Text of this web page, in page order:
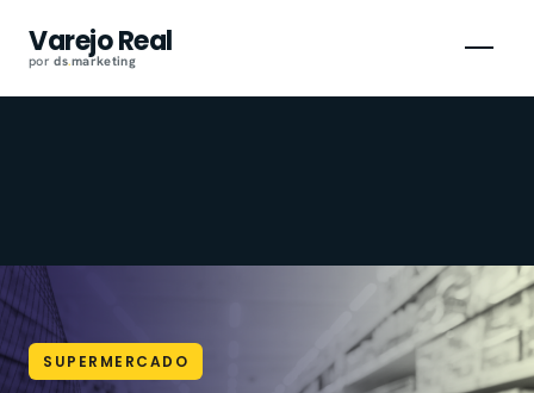
paraVarejo Real
pords.marketing
SUPERMERCADO